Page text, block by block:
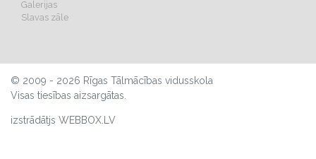
Galerijas
Slavas zāle
© 2009 - 2026 Rīgas Tālmācības vidusskola
Visas tiesības aizsargātas.
izstrādātjs WEBBOX.LV